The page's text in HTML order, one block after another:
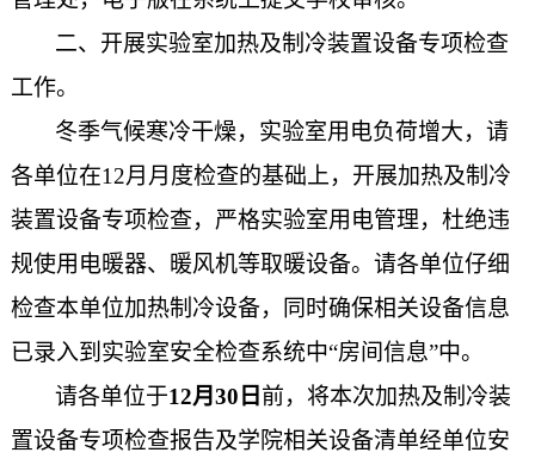
二、开展实验室加热及制冷装置设备专项检查
工作。
冬季气候寒冷干燥，实验室用电负荷增大，请
各单位在12月月度检查的基础上，开展加热及制冷
装置设备专项检查，严格实验室用电管理，杜绝违
规使用电暖器、暖风机等取暖设备。请各单位仔细
检查本单位加热制冷设备，同时确保相关设备信息
已录入到实验室安全检查系统中“房间信息”中。
请各单位于12月30 日 前，将本次加热及制冷装
置设备专项检查报告及学院相关设备清单经单位安